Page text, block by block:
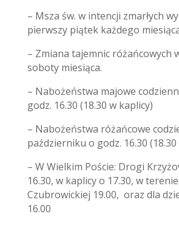
– Msza św. w intencji zmarłych
pierwszy piątek każdego
– Zmiana tajemnic różańcowych
soboty miesiąca.
– Nabożeństwa majowe
godz. 16.30 (18.30 w kaplicy)
– Nabożeństwa różańcowe
październiku o godz. 16.30
– W Wielkim Poście: Drogi
16.30, w kaplicy o 17.30, w terenie
Czubrowickiej 19.00, oraz dla
16.00